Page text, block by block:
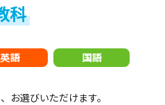
科
英語 国語
お選びいただけます。